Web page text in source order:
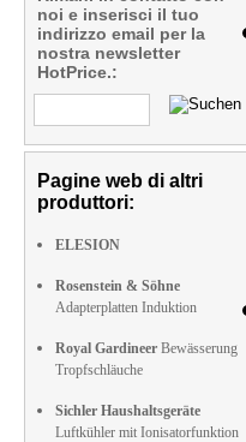
noi e inserisci il tuo
indirizzo email per la
nostra newsletter
HotPrice.:
Pagine web di altri
produttori:
ELESION
Rosenstein & Söhne
Adapterplatten Induktion
Royal Gardineer Bewässerung
Tropfschläuche
Sichler Haushaltsgeräte
Luftkühler mit Ionisatorfunktion